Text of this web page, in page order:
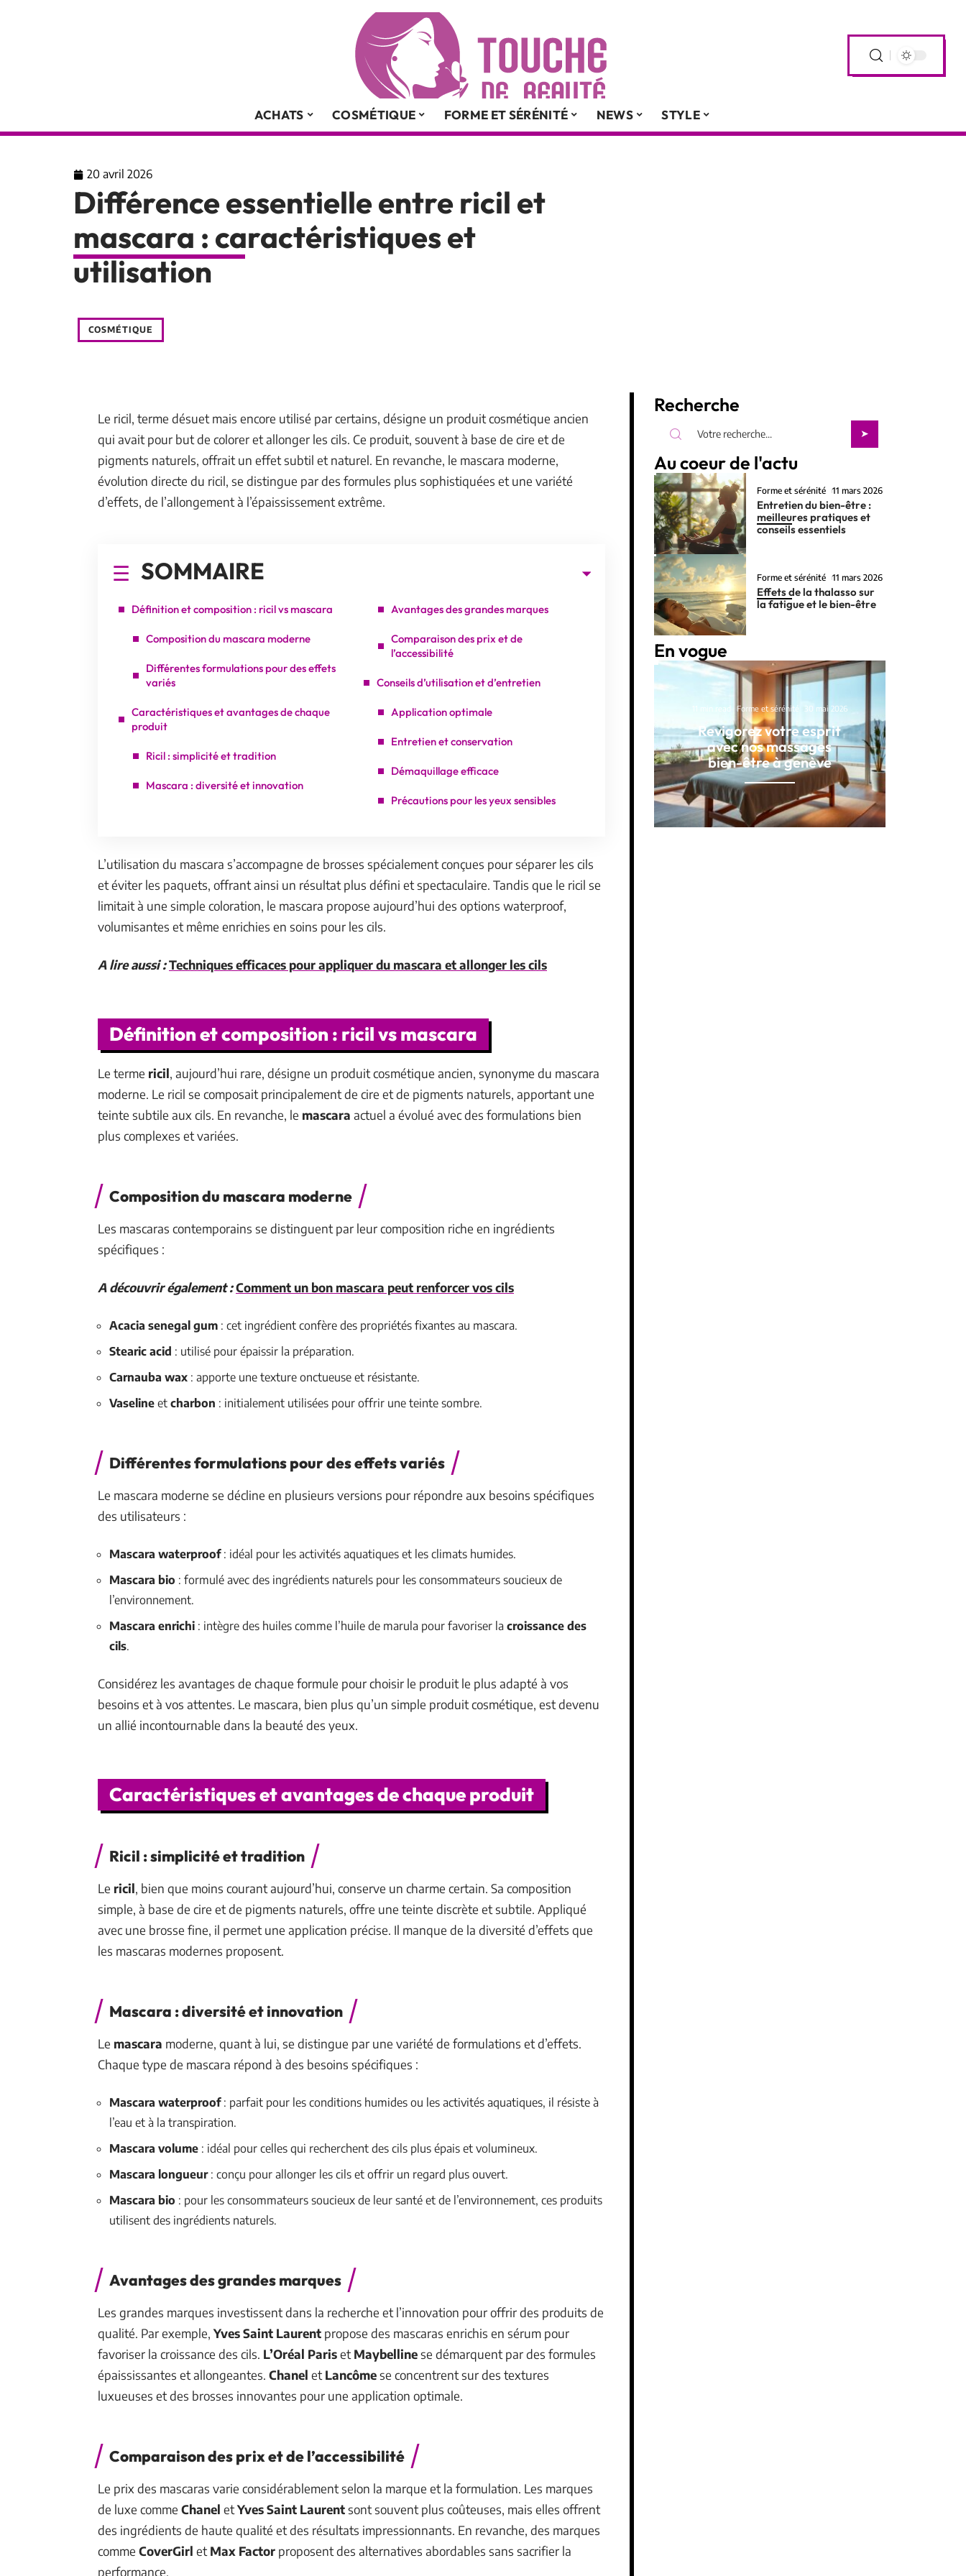
ACHATS COSMÉTIQUE FORME ET SÉRÉNITÉ NEWS STYLE
20 avril 2026
Différence essentielle entre ricil et
mascara : caractéristiques et
utilisation
COSMÉTIQUE
Le ricil, terme désuet mais encore utilisé par certains, désigne un produit cosmétique ancien
qui avait pour but de colorer et allonger les cils. Ce produit, souvent à base de cire et de
pigments naturels, offrait un effet subtil et naturel. En revanche, le mascara moderne,
évolution directe du ricil, se distingue par des formules plus sophistiquées et une variété
d’effets, de l’allongement à l’épaississement extrême.
SOMMAIRE
Définition et composition : ricil vs mascara
Composition du mascara moderne
Différentes formulations pour des effets
variés
Caractéristiques et avantages de chaque
produit
Ricil : simplicité et tradition
Mascara : diversité et innovation
Avantages des grandes marques
Comparaison des prix et de
l’accessibilité
Conseils d’utilisation et d’entretien
Application optimale
Entretien et conservation
Démaquillage efficace
Précautions pour les yeux sensibles
L’utilisation du mascara s’accompagne de brosses spécialement conçues pour séparer les cils
et éviter les paquets, offrant ainsi un résultat plus défini et spectaculaire. Tandis que le ricil se
limitait à une simple coloration, le mascara propose aujourd’hui des options waterproof,
volumisantes et même enrichies en soins pour les cils.
A lire aussi :Techniques efficaces pour appliquer du mascara et allonger les cils
Définition et composition : ricil vs mascara
Le terme ricil, aujourd’hui rare, désigne un produit cosmétique ancien, synonyme du mascara
moderne. Le ricil se composait principalement de cire et de pigments naturels, apportant une
teinte subtile aux cils. En revanche, le mascara actuel a évolué avec des formulations bien
plus complexes et variées.
Composition du mascara moderne
Les mascaras contemporains se distinguent par leur composition riche en ingrédients
spécifiques :
A découvrir également :Comment un bon mascara peut renforcer vos cils
Acacia senegal gum : cet ingrédient confère des propriétés fixantes au mascara.
Stearic acid : utilisé pour épaissir la préparation.
Carnauba wax : apporte une texture onctueuse et résistante.
Vaseline et charbon : initialement utilisées pour offrir une teinte sombre.
Différentes formulations pour des effets variés
Le mascara moderne se décline en plusieurs versions pour répondre aux besoins spécifiques
des utilisateurs :
Mascara waterproof: idéal pour les activités aquatiques et les climats humides.
Mascara bio : formulé avec des ingrédients naturels pour les consommateurs soucieux de
l’environnement.
Mascara enrichi : intègre des huiles comme l’huile de marula pour favoriser la croissance des
cils.
Considérez les avantages de chaque formule pour choisir le produit le plus adapté à vos
besoins et à vos attentes. Le mascara, bien plus qu’un simple produit cosmétique, est devenu
un allié incontournable dans la beauté des yeux.
Caractéristiques et avantages de chaque produit
Ricil : simplicité et tradition
Le ricil, bien que moins courant aujourd’hui, conserve un charme certain. Sa composition
simple, à base de cire et de pigments naturels, offre une teinte discrète et subtile. Appliqué
avec une brosse fine, il permet une application précise. Il manque de la diversité d’effets que
les mascaras modernes proposent.
Mascara : diversité et innovation
Le mascara moderne, quant à lui, se distingue par une variété de formulations et d’effets.
Chaque type de mascara répond à des besoins spécifiques :
Mascara waterproof: parfait pour les conditions humides ou les activités aquatiques, il résiste à
l’eau et à la transpiration.
Mascara volume : idéal pour celles qui recherchent des cils plus épais et volumineux.
Mascara longueur: conçu pour allonger les cils et offrir un regard plus ouvert.
Mascara bio : pour les consommateurs soucieux de leur santé et de l’environnement, ces produits
utilisent des ingrédients naturels.
Avantages des grandes marques
Les grandes marques investissent dans la recherche et l’innovation pour offrir des produits de
qualité. Par exemple,Yves Saint Laurent propose des mascaras enrichis en sérum pour
favoriser la croissance des cils. L’Oréal Pariset Maybellinese démarquent par des formules
épaississantes et allongeantes. Chanel et Lancômese concentrent sur des textures
luxueuses et des brosses innovantes pour une application optimale.
Comparaison des prix et de l’accessibilité
Le prix des mascaras varie considérablement selon la marque et la formulation. Les marques
de luxe comme Chanel etYves Saint Laurentsont souvent plus coûteuses, mais elles offrent
des ingrédients de haute qualité et des résultats impressionnants. En revanche, des marques
comme CoverGirl et Max Factor proposent des alternatives abordables sans sacrifier la
performance.
Recherche
Au coeur de l'actu
Forme et sérénité 11 mars 2026
Entretien du bien-être :
meilleures pratiques et
conseils essentiels
Forme et sérénité 11 mars 2026
Effets de la thalasso sur
la fatigue et le bien-être
En vogue
11 min read Forme et sérénité 30 mai 2026
Revigorez votre esprit
avec nos massages
bien-être à genève